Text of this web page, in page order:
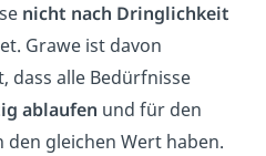
nicht nach Dringlichkeit
Grawe ist davon
dass alle Bedürfnisse
ablaufen und für den
den gleichen Wert haben.